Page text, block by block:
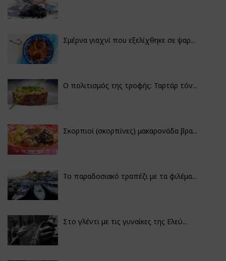
Σμέρνα γιαχνί που εξελίχθηκε σε ψαρ...
Ο πολιτισμός της τροφής: Ταρτάρ τόν...
Σκορπιοί (σκορπίνες) μακαρονάδα βρα...
Το παραδοσιακό τραπέζι με τα φιλέμα...
Στο γλέντι με τις γυναίκες της Ελεύ...